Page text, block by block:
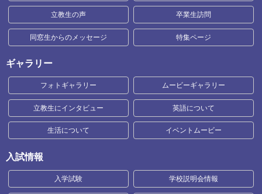
立教生の声 卒業生訪問
同窓生からのメッセージ 特集ページ
ギャラリー
フォトギャラリー ムービーギャラリー
立教生にインタビュー 英語について
生活について イベントムービー
入試情報
入学試験 学校説明会情報